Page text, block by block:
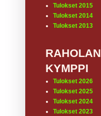
Tulokset 2015
Tulokset 2014
Tulokset 2013
RAHOLAN
KYMPPI
Tulokset 2026
Tulokset 2025
Tulokset 2024
Tulokset 2023